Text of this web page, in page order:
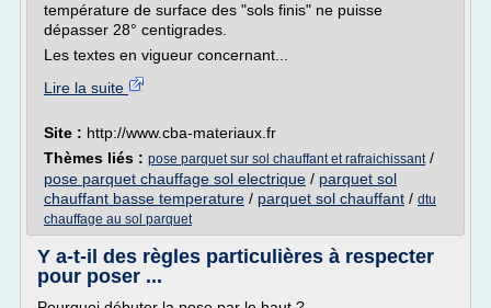
température de surface des "sols finis" ne puisse
dépasser 28° centigrades.
Les textes en vigueur concernant...
Lire la suite
Site : http://www.cba-materiaux.fr
Thèmes liés : pose parquet sur sol chauffant et rafraichissant/
pose parquet chauffage sol electrique / parquet sol
chauffant basse temperature / parquet sol chauffant / dtu
chauffage au sol parquet
Y a-t-il des règles particulières à respecter
pour poser ...